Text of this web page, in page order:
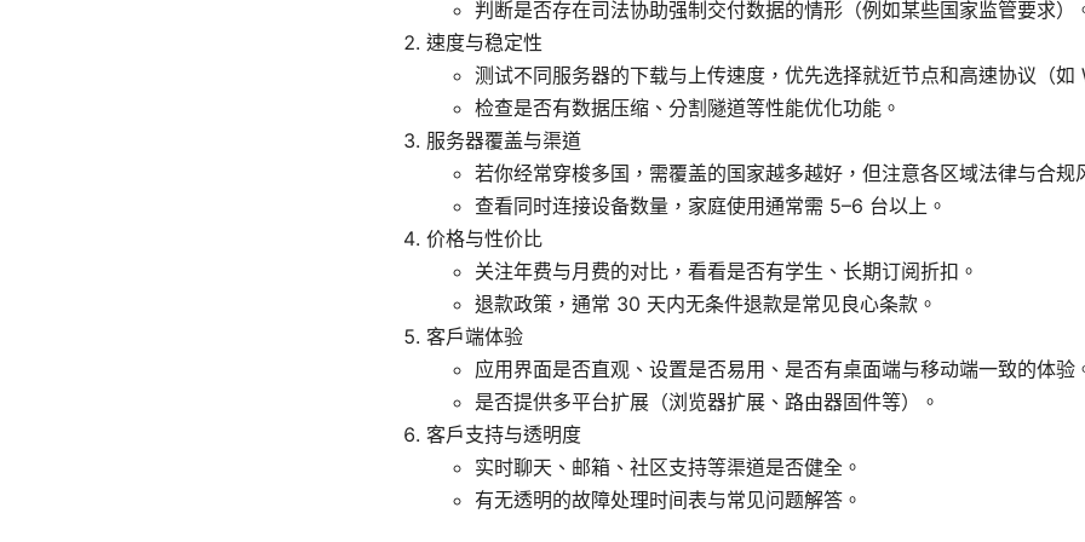
判断是否存在司法协助强制交付数据的情形（例如某些国家监管要求）
速度与稳定性
测试不同服务器的下载与上传速度，优先选择就近节点和高速协议（如
检查是否有数据压缩、分割隧道等性能优化功能。
服务器覆盖与渠道
若你经常穿梭多国，需覆盖的国家越多越好，但注意各区域法律与合规
查看同时连接设备数量，家庭使用通常需 5–6 台以上。
价格与性价比
关注年费与月费的对比，看看是否有学生、长期订阅折扣。
退款政策，通常 30 天内无条件退款是常见良心条款。
客户端体验
应用界面是否直观、设置是否易用、是否有桌面端与移动端一致的体验
是否提供多平台扩展（浏览器扩展、路由器固件等）。
客户支持与透明度
实时聊天、邮箱、社区支持等渠道是否健全。
有无透明的故障处理时间表与常见问题解答。